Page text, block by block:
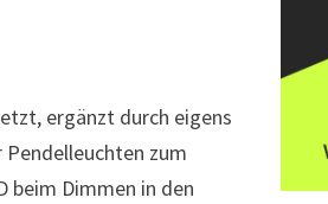
ergänzt durch eigens
zum
beim Dimmen in den